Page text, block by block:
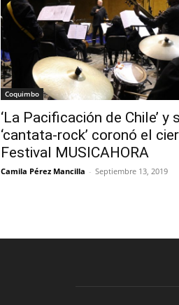
Coquimbo
‘La Pacificación de Chile’ y
‘cantata-rock’ coronó el
Festival MUSICAHORA
Camila Pérez Mancilla - Septiembre 13, 2019